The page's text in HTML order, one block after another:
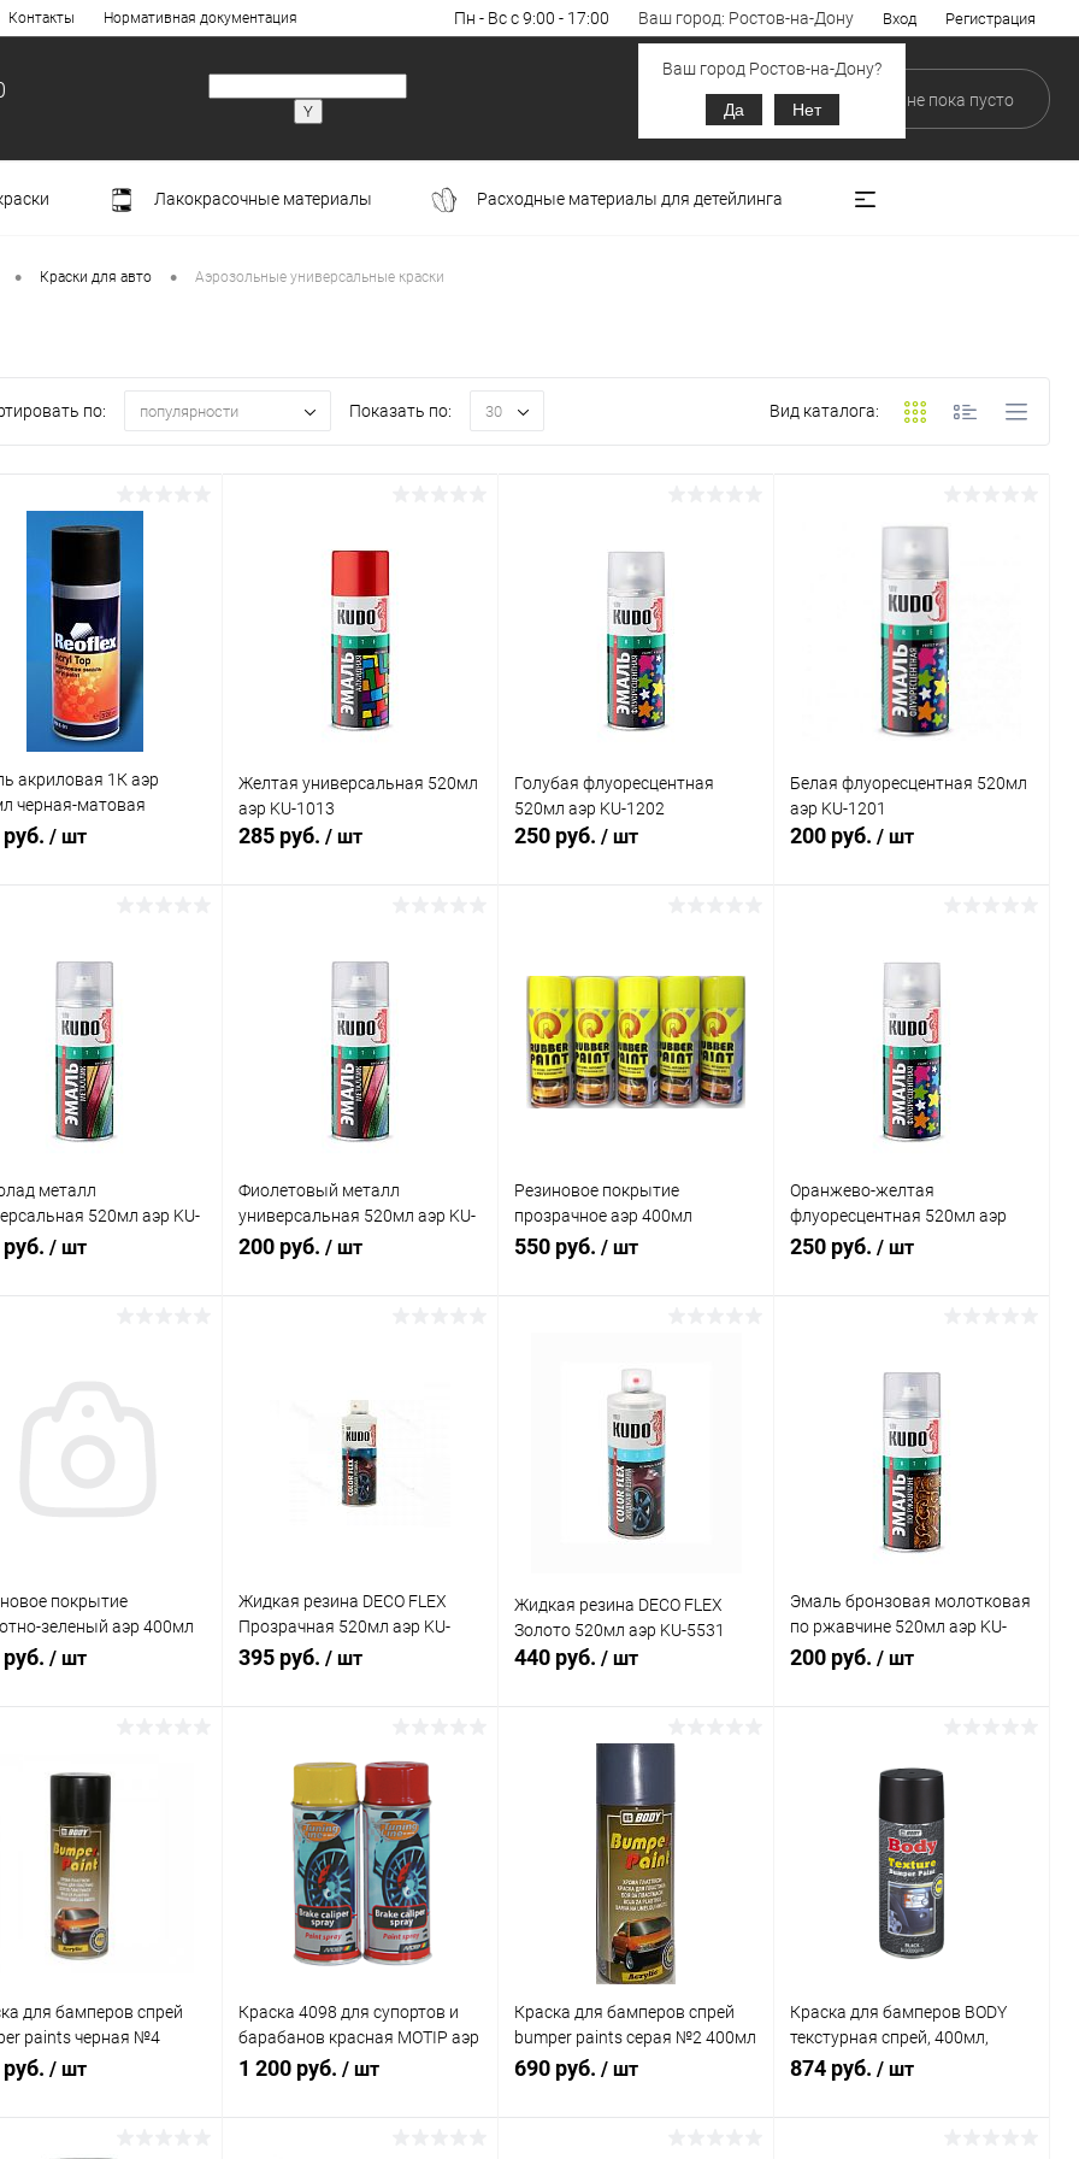
Контакты Нормативная документация Пн - Вс с 9:00 - 17:00 Ваш город: Ростов-на-Дону
Ваш город Ростов-на-Дону?
Да Нет
Вход Регистрация
0 В корзине пока пусто
Лакокрасочные материалы Расходные материалы для детейлинга
• Краски для авто • Аэрозольные универсальные краски
по: популярности Показать по: 30 Вид каталога:
акриловая 1К аэр
черная-матовая
/ шт
Купить в 1
В избранное
Желтая универсальная 520мл
аэр KU-1013
285 руб. / шт
Купить в 1
В избранное
Голубая флуоресцентная
520мл аэр KU-1202
250 руб. / шт
Купить в 1
клик
Сравнение
В избранное В наличии
Белая флуоресцентная 520мл
аэр KU-1201
200 руб. / шт
Купить в 1
В избранное
металл
520мл аэр KU-
/ шт
Фиолетовый металл
универсальная 520мл аэр KU-
1057
200 руб. / шт
В избранное
Резиновое покрытие
прозрачное аэр 400мл
RUBBER PAINT
550 руб. / шт
В избранное
Оранжево-желтая
флуоресцентная 520мл аэр
KU-1205
250 руб. / шт
Купить в 1
В избранное
покрытие
зеленый аэр 400мл
/ шт
Купить в 1
В избранное
Жидкая резина DECO FLEX
Прозрачная 520мл аэр KU-
5551
395 руб. / шт
Купить в 1
Сравнение
В избранное В наличии
Жидкая резина DECO FLEX
Золото 520мл аэр KU-5531
440 руб. / шт
В корзину
Купить в 1
В избранное
Эмаль бронзовая молотковая
по ржавчине 520мл аэр KU-
3006
200 руб. / шт
Купить в 1
В избранное
для бамперов спрей
paints черная №4
BODY/ шт
Краска 4098 для супортов и
барабанов красная MOTIP аэр
400мл
1 200 руб. / шт
Краска для бамперов спрей
bumper paints серая №2 400мл
BODY
690 руб. / шт
Краска для бамперов BODY
текстурная спрей, 400мл,
черная
874 руб. / шт